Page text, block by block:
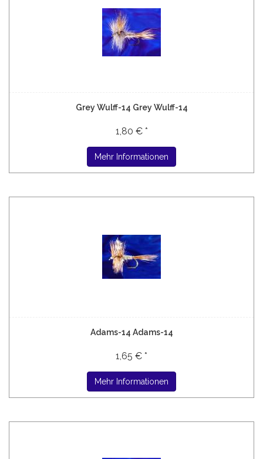
Grey Wulff-14 Grey Wulff-14
1,80 € *
Mehr Informationen
Adams-14 Adams-14
1,65 € *
Mehr Informationen